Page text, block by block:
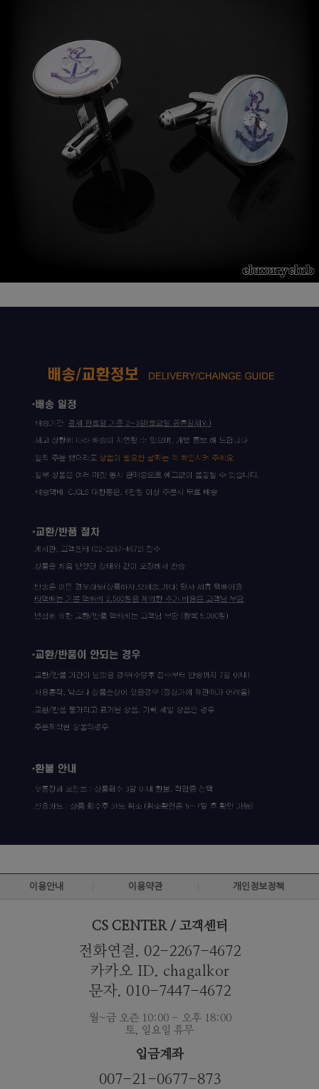
이용안내 이용약관 개인정보정책
CS CENTER / 고객센터
전화연결. 02-2267-4672
카카오 ID. chagalkor
문자. 010-7447-4672
월~금 오즌 10:00 - 오후 18:00
토, 일요일 휴무
입금계좌
007-21-0677-873